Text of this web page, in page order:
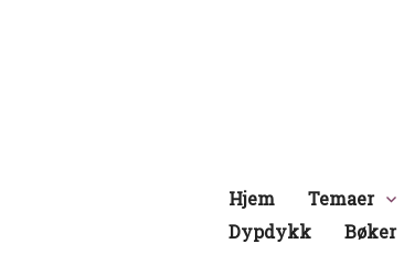
Hjem Temaer
Dypdykk
Bøker